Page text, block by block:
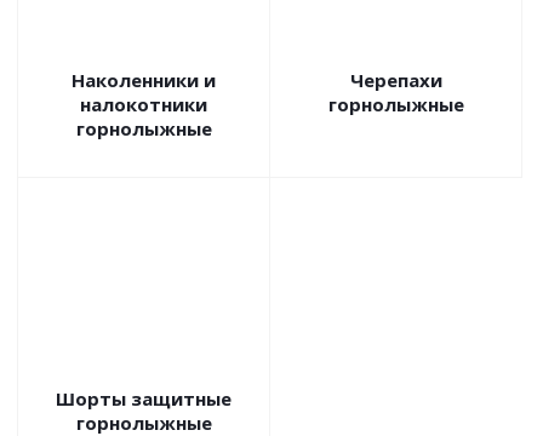
Наколенники и
налокотники
горнолыжные
Черепахи
горнолыжные
Шорты защитные
горнолыжные